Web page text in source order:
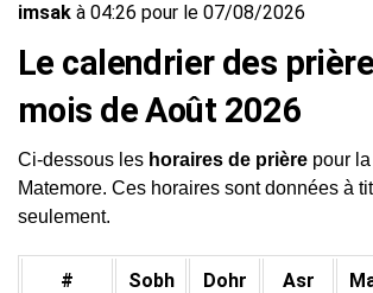
imsak à 04:26 pour le 07/08/2026
Le calendrier des
mois de Août 2026
Ci-dessous les horaires de prière pour
Matemore. Ces horaires sont données à
seulement.
# Sobh Dohr Asr